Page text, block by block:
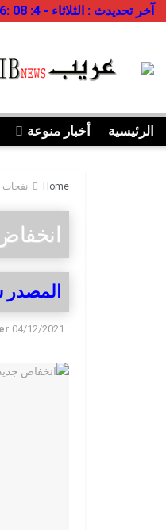
آخر تحديدث : الثلاثاء - 4: 08 :2026 / أغسطس - 12:02:46 مساءً
الرئيسية أخبار منوعة
Home نفحات
المصدر
04/12/2021